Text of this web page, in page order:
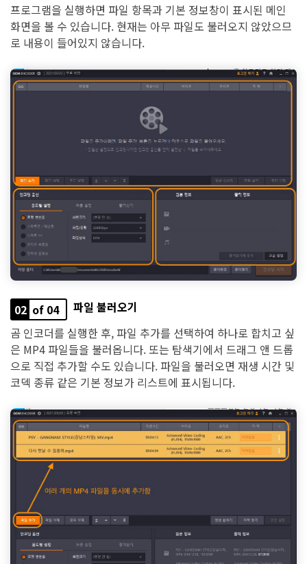
프로그램을 실행하면 파일 항목과 기본 정보창이 표시된 메인
화면을 볼 수 있습니다. 현재는 아무 파일도 불러오지 않았으므
로 내용이 들어있지 않습니다.
02 of 04
파일 불러오기
곰 인코더를 실행한 후, 파일 추가를 선택하여 하나로 합치고 싶
은 MP4 파일들을 불러옵니다. 또는 탐색기에서 드래그 앤 드롭
으로 직접 추가할 수도 있습니다. 파일을 불러오면 재생 시간 및
코덱 종류 같은 기본 정보가 리스트에 표시됩니다.